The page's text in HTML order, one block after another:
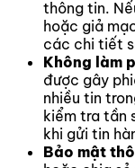
thông tin.
hoặc giả
các chi tiết
Không làm
được gây
nhiều tin
kiểm tra tần
khi gửi tin
Bảo mật